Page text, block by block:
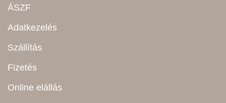
ÁSZF
Adatkezelés
Szállítás
Fizetés
Online elállás